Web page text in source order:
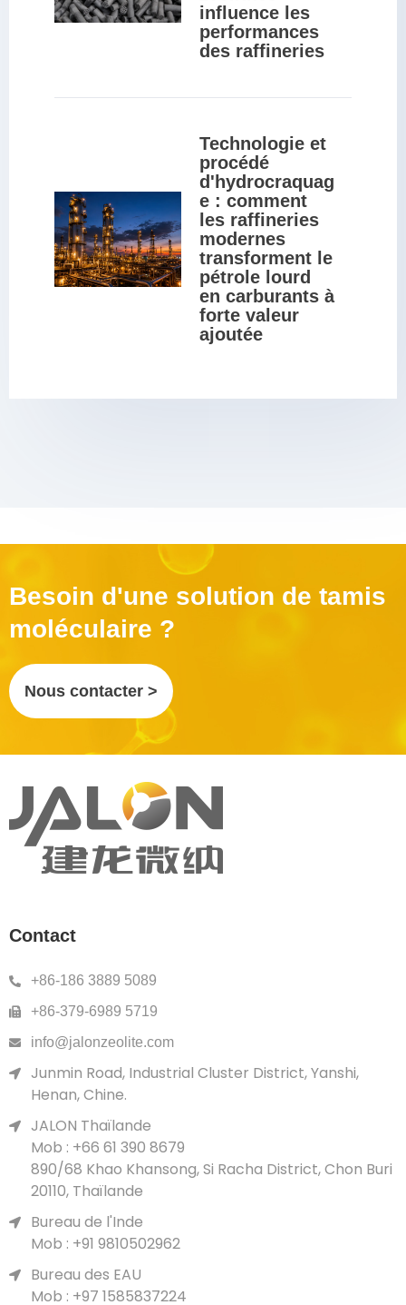
influence les
performances
des raffineries
Technologie et
procédé
d'hydrocraquag
e : comment
les raffineries
modernes
transforment le
pétrole lourd
en carburants à
forte valeur
ajoutée
Besoin d'une solution de tamis
moléculaire ?
Nous contacter >
Contact
+86-186 3889 5089
+86-379-6989 5719
info@jalonzeolite.com
Junmin Road, Industrial Cluster District, Yanshi,
Henan, Chine.
JALON Thaïlande
Mob : +66 61 390 8679
890/68 Khao Khansong, Si Racha District, Chon Buri
20110, Thaïlande
Bureau de l'Inde
Mob : +91 9810502962
Bureau des EAU
Mob : +97 1585837224